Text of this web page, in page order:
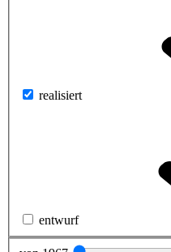
realisiert
entwurf